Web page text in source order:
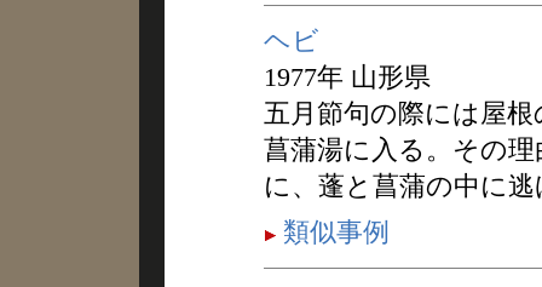
ヘビ
1977年 山形県
五月節句の際には屋
菖蒲湯に入る。その
に、蓬と菖蒲の中に
類似事例